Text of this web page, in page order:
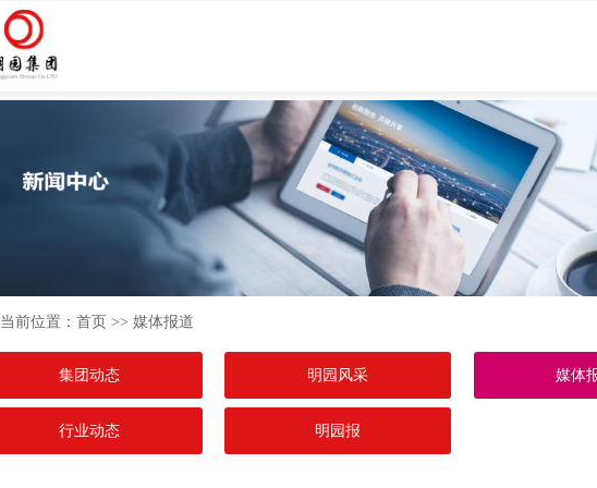
当前位置：首页 >> 媒体报道
集团动态 明园风采 媒体
行业动态 明园报